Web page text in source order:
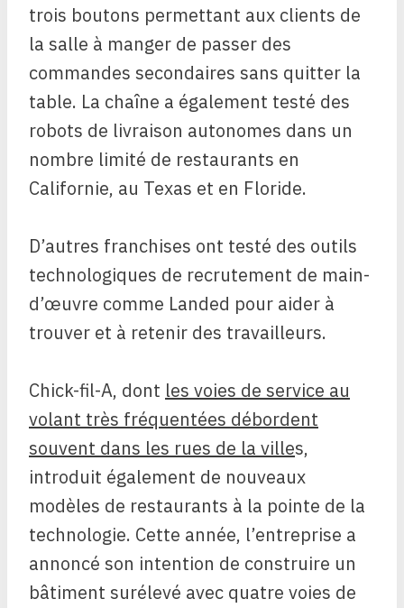
trois boutons permettant aux clients de
la salle à manger de passer des
commandes secondaires sans quitter la
table. La chaîne a également testé des
robots de livraison autonomes dans un
nombre limité de restaurants en
Californie, au Texas et en Floride.
D’autres franchises ont testé des outils
technologiques de recrutement de main-
d’œuvre comme Landed pour aider à
trouver et à retenir des travailleurs.
Chick-fil-A, dont les voies de service au
volant très fréquentées débordent
souvent dans les rues de la villes,
introduit également de nouveaux
modèles de restaurants à la pointe de la
technologie. Cette année, l’entreprise a
annoncé son intention de construire un
bâtiment surélevé avec quatre voies de